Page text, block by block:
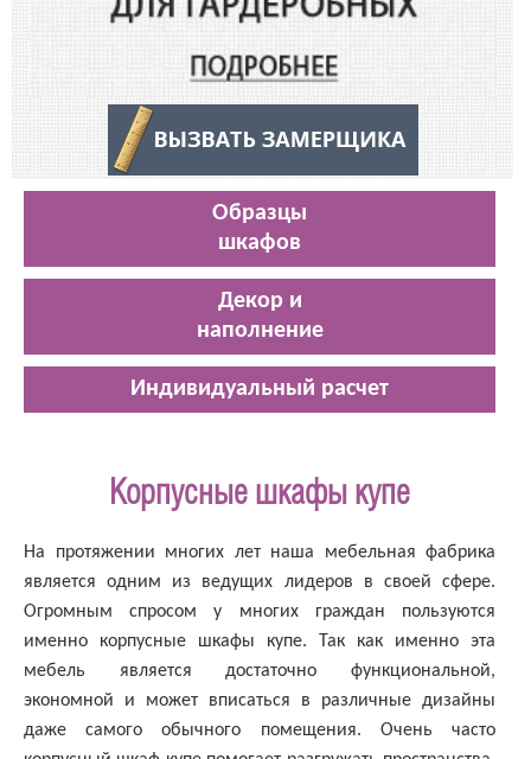
Образцы
шкафов
Декор и
наполнение
Индивидуальный расчет
Корпусные шкафы купе
На протяжении многих лет наша мебельная фабрика
является одним из ведущих лидеров в своей сфере.
Огромным спросом у многих граждан пользуются
именно корпусные шкафы купе. Так как именно эта
мебель является достаточно функциональной,
экономной и может вписаться в различные дизайны
даже самого обычного помещения. Очень часто